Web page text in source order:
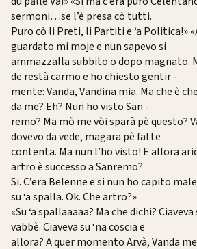
sermoni…se l’è presa cò tutti.
Puro cò li Preti, li Partiti e ‘a Politica!»
guardato mi moje e nun sapevo si
ammazzalla subbito o dopo magnato.
de restà carmo e ho chiesto gentir -
mente: Vanda, Vandina mia. Ma che è
da me? Eh? Nun ho visto San -
remo? Ma mò me vòi sparà pè questo?
dovevo da vede, magara pè fatte
contenta. Ma nun l’ho visto! E allora
artro è successo a Sanremo?
Si. C’era Belenne e si nun ho capito
su ‘a spalla. Ok. Che artro?»
«Su ‘a spallaaaaa? Ma che dichi? Ciaveva
vabbè. Ciaveva su ‘na coscia e
allora? A quer momento Arvà, Vanda